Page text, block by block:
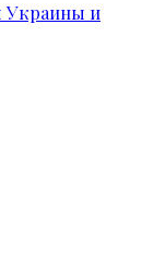
Украины и